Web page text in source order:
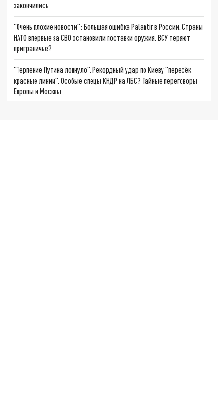
закончились
"Очень плохие новости": Большая ошибка Palantir в России. Страны
НАТО впервые за СВО остановили поставки оружия. ВСУ теряют
приграничье?
"Терпение Путина лопнуло". Рекордный удар по Киеву "пересёк
красные линии". Особые спецы КНДР на ЛБС? Тайные переговоры
Европы и Москвы